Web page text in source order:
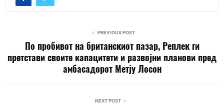
PREVIOUS POST
По пробивот на британскиот пазар, Реплек ги
претстави своите капацитети и развојни планови пред
амбасадорот Метју Лосон
NEXT POST